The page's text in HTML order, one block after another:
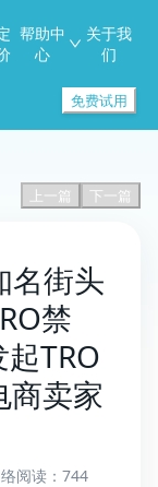
帮助中
心
关于我
们
免费试用
上一篇
下一篇
名街头
禁
TRO
商卖家
阅读：744